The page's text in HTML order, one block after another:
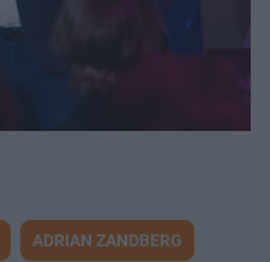
ADRIAN ZANDBERG